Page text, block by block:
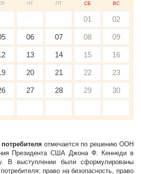
ЧТ ПТ СБ ВС
01 02
06 07 08 09
13 14 15 16
20 21 22 23
27 28 29 30
отмечается по решению ООН
Президента США Джона Ф. Кеннеди в
В выступлении были сформулированы
право на безопасность, право